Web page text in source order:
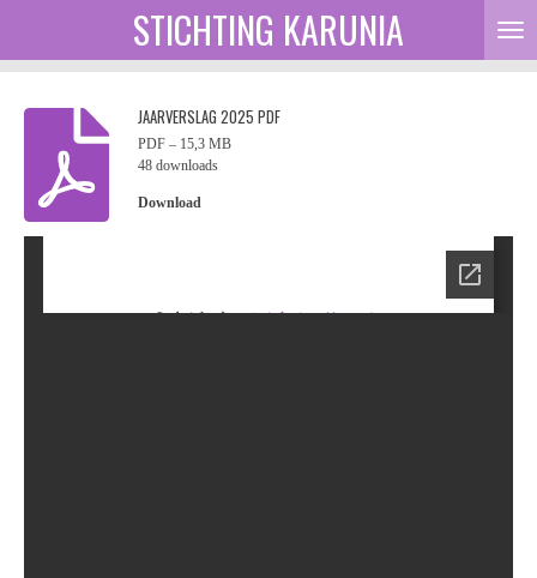
naar
hoofdinhoud
STICHTING KARUNIA
JAARVERSLAG 2025 PDF
PDF – 15,3 MB
48 downloads
Download